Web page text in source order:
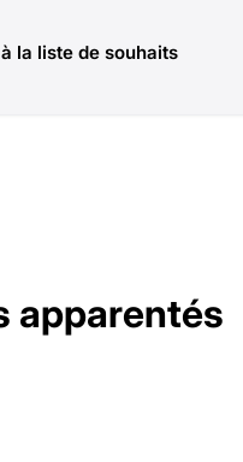
la liste de souhaits
apparentés